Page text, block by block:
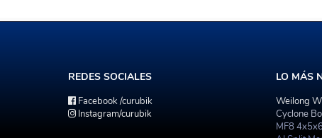
REDES SOCIALES
Facebook/curubik
Instagram/curubik
LO MÁS
Weilong
MF8